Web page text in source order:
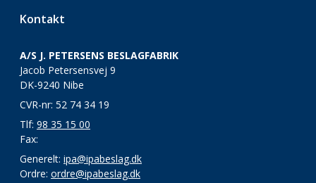
Kontakt
A/S J. PETERSENS BESLAGFABRIK
Jacob Petersensvej 9
DK-9240 Nibe
CVR-nr: 52 74 34 19
Tlf: 98 35 15 00
Fax:
Generelt: ipa@ipabeslag.dk
Ordre: ordre@ipabeslag.dk